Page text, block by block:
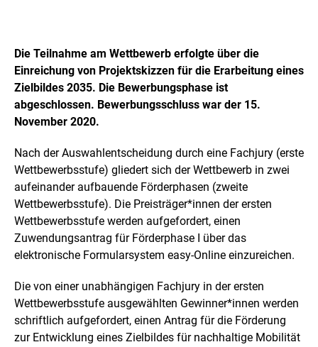
Die Teilnahme am Wettbewerb erfolgte über die
Einreichung von Projektskizzen für die Erarbeitung eines
Zielbildes 2035. Die Bewerbungsphase ist
abgeschlossen. Bewerbungsschluss war der 15.
November 2020.
Nach der Auswahlentscheidung durch eine Fachjury (erste
Wettbewerbsstufe) gliedert sich der Wettbewerb in zwei
aufeinander aufbauende Förderphasen (zweite
Wettbewerbsstufe). Die Preisträger*innen der ersten
Wettbewerbsstufe werden aufgefordert, einen
Zuwendungsantrag für Förderphase I über das
elektronische Formularsystem easy-Online einzureichen.
Die von einer unabhängigen Fachjury in der ersten
Wettbewerbsstufe ausgewählten Gewinner*innen werden
schriftlich aufgefordert, einen Antrag für die Förderung
zur Entwicklung eines Zielbildes für nachhaltige Mobilität